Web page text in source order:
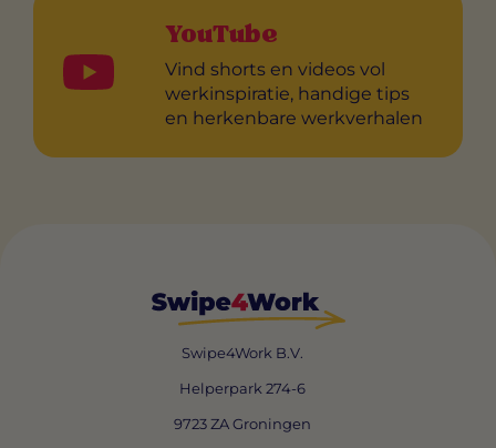
YouTube
Vind shorts en videos vol
werkinspiratie, handige tips
en herkenbare werkverhalen
Swipe4Work B.V.
Helperpark 274-6
9723 ZA Groningen